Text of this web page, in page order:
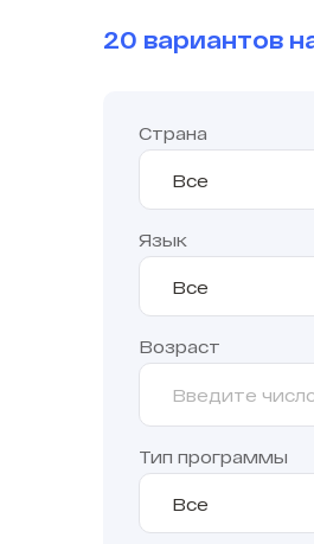
20 вариантов
Страна
Все
Язык
Все
Возраст
Тип программы
Все